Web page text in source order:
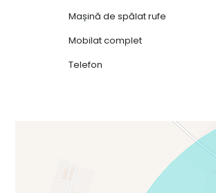
Mașină de spălat rufe
Mobilat complet
Telefon